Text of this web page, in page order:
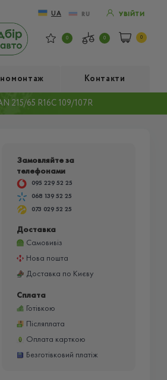
UA RU УВІЙТИ
0 0 0
Контакти
215/65 R16C 109/107R
Замовляйте за
телефонами
095 229 52 25
068 139 52 25
073 029 52 25
Доставка
Самовивіз
Нова пошта
Доставка по Києву
Сплата
Готівкою
Післяплата
Оплата карткою
Безготівковий платіж